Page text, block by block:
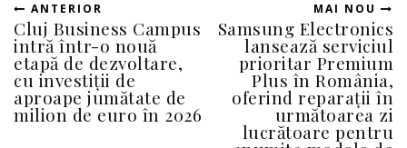
ANTERIOR
Cluj Business Campus
intră într-o nouă
etapă de dezvoltare,
cu investiții de
aproape jumătate de
milion de euro în 2026
MAI NOU
Samsung Electronics
lansează serviciul
prioritar Premium
Plus în România,
oferind reparații în
următoarea zi
lucrătoare pentru